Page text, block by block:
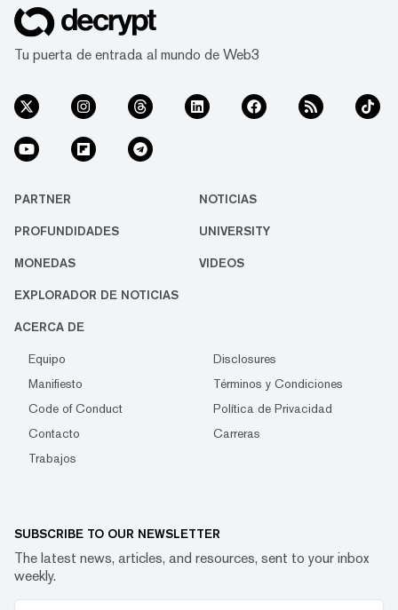
Tu puerta de entrada al mundo de Web3
PARTNER NOTICIAS
PROFUNDIDADES UNIVERSITY
MONEDAS VIDEOS
EXPLORADOR DE NOTICIAS
ACERCA DE
Equipo
Disclosures
Manifiesto
Términos y Condiciones
Code of Conduct
Política de Privacidad
Contacto
Carreras
Trabajos
SUBSCRIBE TO OUR NEWSLETTER
The latest news, articles, and resources, sent to your inbox
weekly.